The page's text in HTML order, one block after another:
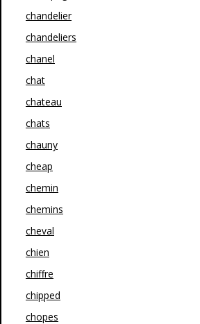
chandelier
chandeliers
chanel
chat
chateau
chats
chauny
cheap
chemin
chemins
cheval
chien
chiffre
chipped
chopes